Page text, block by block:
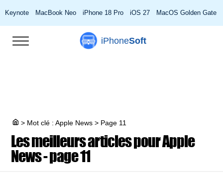
Keynote MacBook Neo iPhone 18 Pro iOS 27 MacOS Golden Gate
iPhoneSoft
> Mot clé : Apple News> Page 11
Les meilleurs articles pourApple
News - page 11